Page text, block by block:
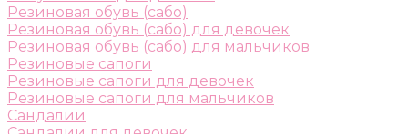
Резиновая обувь (сабо)
Резиновая обувь (сабо) для девочек
Резиновая обувь (сабо) для мальчиков
Резиновые сапоги
Резиновые сапоги для девочек
Резиновые сапоги для мальчиков
Сандалии